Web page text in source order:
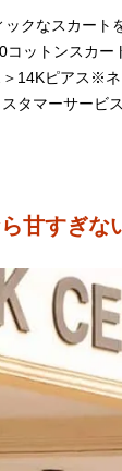
クなスカー
ットンスカ
14Kピアス※
タマーサービス
甘すぎな